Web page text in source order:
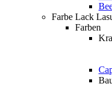
Farbe Lack
Farben